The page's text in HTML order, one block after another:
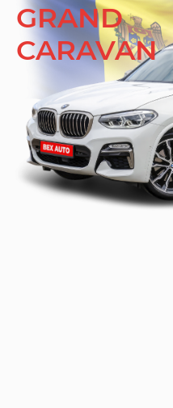
GRAND
CARAVAN